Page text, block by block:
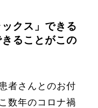
ックス」できる
ることがこの
者さんとのお付
数年のコロナ禍